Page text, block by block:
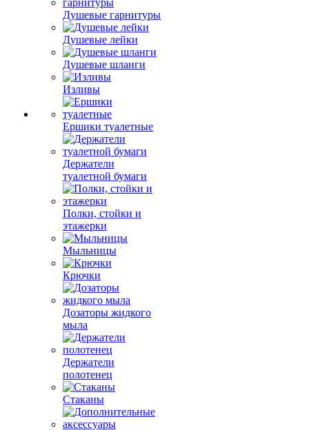
Душевые гарнитуры
Душевые лейки
Душевые шланги
Изливы
Ершики туалетные
Держатели
туалетной бумаги
Полки, стойки и
этажерки
Мыльницы
Крючки
Дозаторы жидкого
мыла
Держатели
полотенец
Стаканы